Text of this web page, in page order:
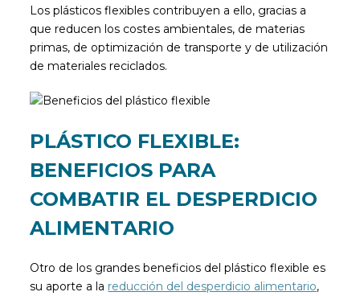
Los plásticos flexibles contribuyen a ello, gracias a
que reducen los costes ambientales, de materias
primas, de optimización de transporte y de utilización
de materiales reciclados.
PLÁSTICO FLEXIBLE:
BENEFICIOS PARA
COMBATIR EL DESPERDICIO
ALIMENTARIO
Otro de los grandes beneficios del plástico flexible es
su aporte a la reducción del desperdicio alimentario,